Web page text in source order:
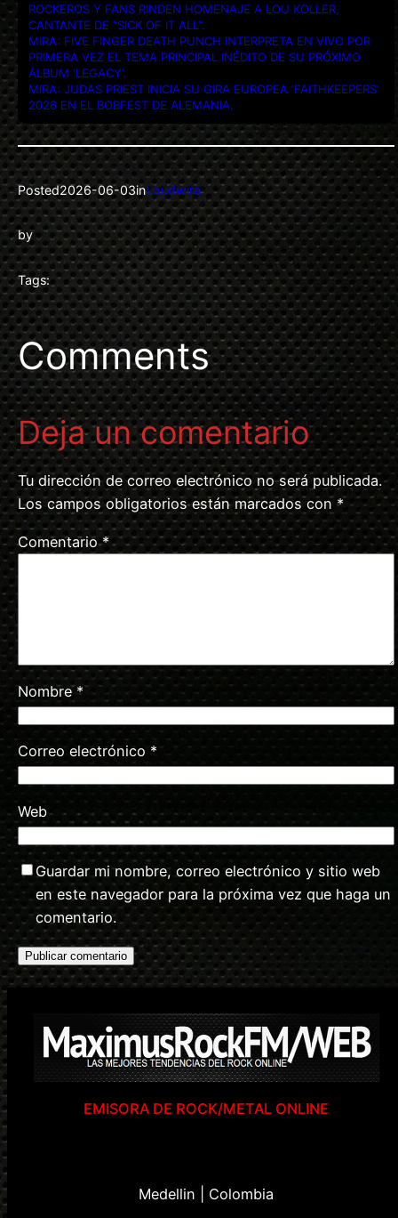
ROCKEROS Y FANS RINDEN HOMENAJE A LOU KOLLER,
CANTANTE DE “SICK OF IT ALL”.
MIRA: FIVE FINGER DEATH PUNCH INTERPRETA EN VIVO POR
PRIMERA VEZ EL TEMA PRINCIPAL INÉDITO DE SU PRÓXIMO
ÁLBUM ‘LEGACY’.
MIRA: JUDAS PRIEST INICIA SU GIRA EUROPEA ‘FAITHKEEPERS’
2026 EN EL BOBFEST DE ALEMANIA.
Posted2026-06-03inLoudwire
by
Tags:
Comments
Deja un comentario
Tu dirección de correo electrónico no será publicada.
Los campos obligatorios están marcados con *
Comentario*
Nombre*
Correo electrónico *
Web
Guardar mi nombre, correo electrónico y sitio web
en este navegador para la próxima vez que haga un
comentario.
EMISORA DE ROCK/METAL ONLINE
Medellin | Colombia